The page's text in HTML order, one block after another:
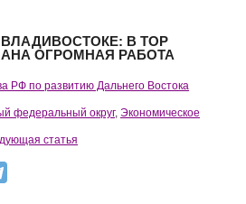
В ТОР
ОГРОМНАЯ РАБОТА
РФ по развитию Дальнего Востока
федеральный округ, Экономическое
статья